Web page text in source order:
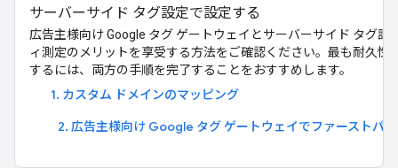
サーバーサイド タグ設定で設定する
広告主様向け Google タグ ゲートウェイとサーバーサイド タグ設
ィ測定のメリットを享受する方法をご確認ください。最も耐久性
するには、両方の手順を完了することをおすすめします。
1. カスタム ドメインのマッピング
2. 広告主様向け Google タグ ゲートウェイでファーストパ